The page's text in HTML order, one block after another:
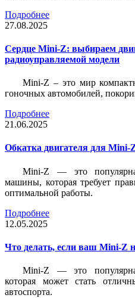
Подробнее
27.08.2025
Сердце Mini-Z: выбираем
радиоуправляемой модели
Mini-Z – это мир
гоночных автомобилей,
Подробнее
21.06.2025
Обкатка двигателя для Mini-
Mini-Z — это
машины, которая требует
оптимальной работы.
Подробнее
12.05.2025
Что делать, если ваш Mini-Z
Mini-Z — это
которая может стать
автоспорта.